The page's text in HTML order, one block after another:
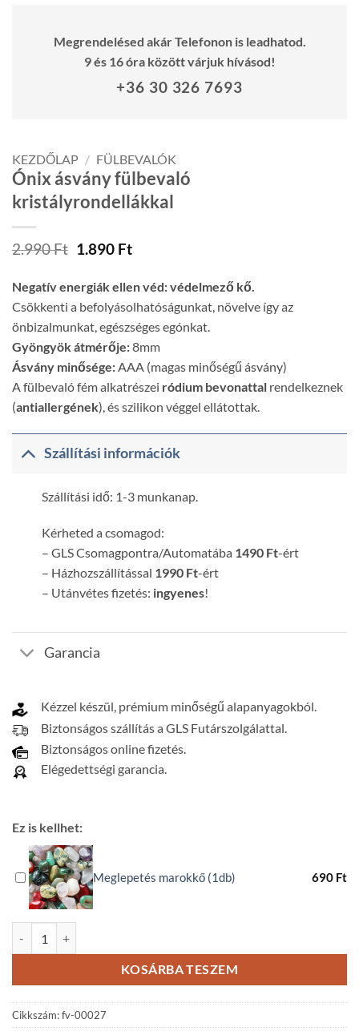
Megrendelésed akár Telefonon is leadhatod.
9 és 16 óra között várjuk hívásod!
+36 30 326 7693
KEZDŐLAP / FÜLBEVALÓK
Ónix ásvány fülbevaló
kristályrondellákkal
2.990Ft Original
was:
2.990 Ft.
1.890 FtCurrent
1.890 Ft.
Negatív energiák ellen véd: védelmező kő.
Csökkenti a befolyásolhatóságunkat, növelve így az
önbizalmunkat, egészséges egónkat.
Gyöngyök átmérője:8mm
Ásvány minősége: AAA (magas minőségű ásvány)
A fülbevaló fém alkatrészei ródium bevonattal rendelkeznek
(antiallergének), és szilikon véggel ellátottak.
Szállítási információk
Szállítási idő: 1-3 munkanap.
Kérheted a csomagod:
– GLS Csomagpontra/Automatába 1490 Ft-ért
– Házhozszállítással 1990 Ft-ért
– Utánvétes fizetés: ingyenes!
Garancia
Kézzel készül, prémium minőségű alapanyagokból.
Biztonságos szállítás a GLS Futárszolgálattal.
Biztonságos online fizetés.
Elégedettségi garancia.
Ez is kellhet:
Meglepetés marokkő (1db) 690 Ft
KOSÁRBA TESZEM
Cikkszám:fv-00027